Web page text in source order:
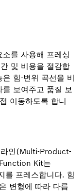
를 사용해 프레싱
및 비용을 절감합
힘-변위 곡선을 비
보여주고 품질 보
이동하도록 합니
인(Multi-Product-
Kit는
를 프레스합니다. 힘
변형에 따라 다릅